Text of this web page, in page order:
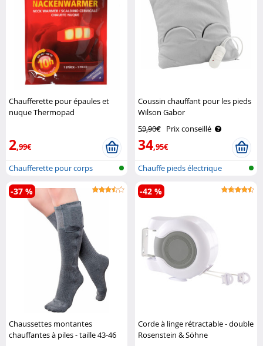
Chaufferette pour épaules et
nuque Thermopad
2,99€
Chaufferette pour corps
Coussin chauffant pour les pieds
Wilson Gabor
59,90€ Prix conseillé
34,95€
Chauffe pieds électrique
Chaussettes montantes
chauffantes à piles - taille 43-46
-37 %
Corde à linge rétractable - double
Rosenstein & Söhne
-42 %